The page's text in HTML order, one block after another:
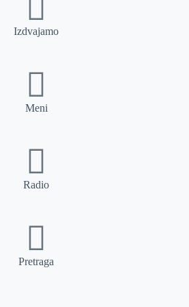
Izdvajamo
Meni
Radio
Pretraga